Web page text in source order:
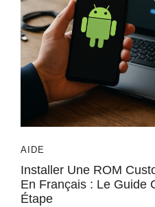
AIDE
Installer Une ROM
En Français : Le Guide
Étape